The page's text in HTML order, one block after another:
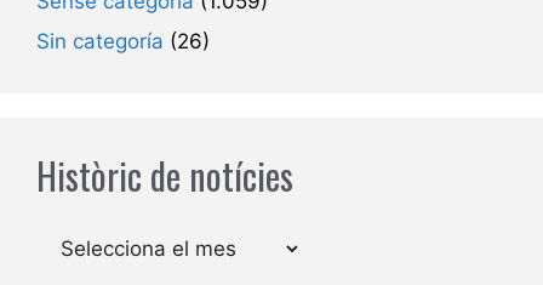
Sin categoría (26)
Històric de notícies
Arxius